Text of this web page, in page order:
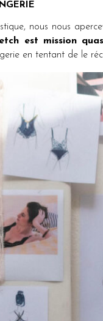
nous nous
est mission
en tentant de le